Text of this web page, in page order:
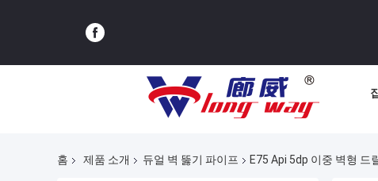
집
홈 제품 소개 듀얼 벽 뚫기 파이프 E75 Api 5dp 이중 벽형 드